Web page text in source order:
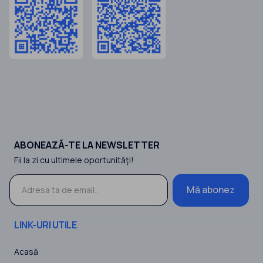
ABONEAZĂ-TE LA NEWSLETTER
Fii la zi cu ultimele oportunităţi!
Mă abonez
LINK-URI UTILE
Acasă